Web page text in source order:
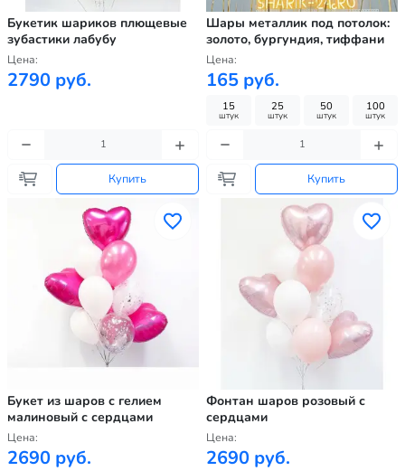
Букетик шариков плющевые
зубастики лабубу
Цена:
2790 руб.
Купить
Шары металлик под потолок:
золото, бургундия, тиффани
Цена:
165 руб.
15
штук
25
штук
50
штук
100
штук
Купить
Букет из шаров с гелием
малиновый с сердцами
Цена:
2690 руб.
Фонтан шаров розовый с
сердцами
Цена:
2690 руб.